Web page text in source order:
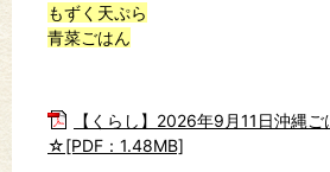
もずく天ぷら
青菜ごはん
【くらし】2026年9月11日沖縄ご
☆[PDF：1.48MB]